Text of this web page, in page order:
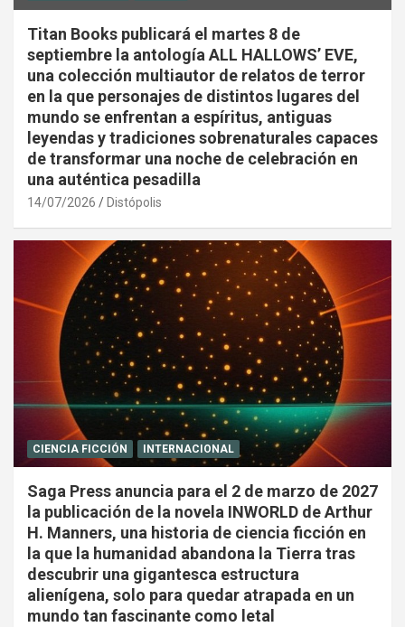
Titan Books publicará el martes 8 de
septiembre la antología ALL HALLOWS’ EVE,
una colección multiautor de relatos de terror
en la que personajes de distintos lugares del
mundo se enfrentan a espíritus, antiguas
leyendas y tradiciones sobrenaturales capaces
de transformar una noche de celebración en
una auténtica pesadilla
14/07/2026 Distópolis
CIENCIA FICCIÓN INTERNACIONAL
Saga Press anuncia para el 2 de marzo de 2027
la publicación de la novela INWORLD de Arthur
H. Manners, una historia de ciencia ficción en
la que la humanidad abandona la Tierra tras
descubrir una gigantesca estructura
alienígena, solo para quedar atrapada en un
mundo tan fascinante como letal